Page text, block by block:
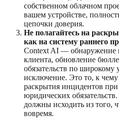
собственном облачном
вашем устройстве,
цепочки доверия.
Не полагайтесь на
как на систему раннего
Context AI — обнаружение
клиента, обновление
обязательств по
исключение. Это то, к
раскрытия инцидентов при
юридических
должны исходить из того,
вовремя.